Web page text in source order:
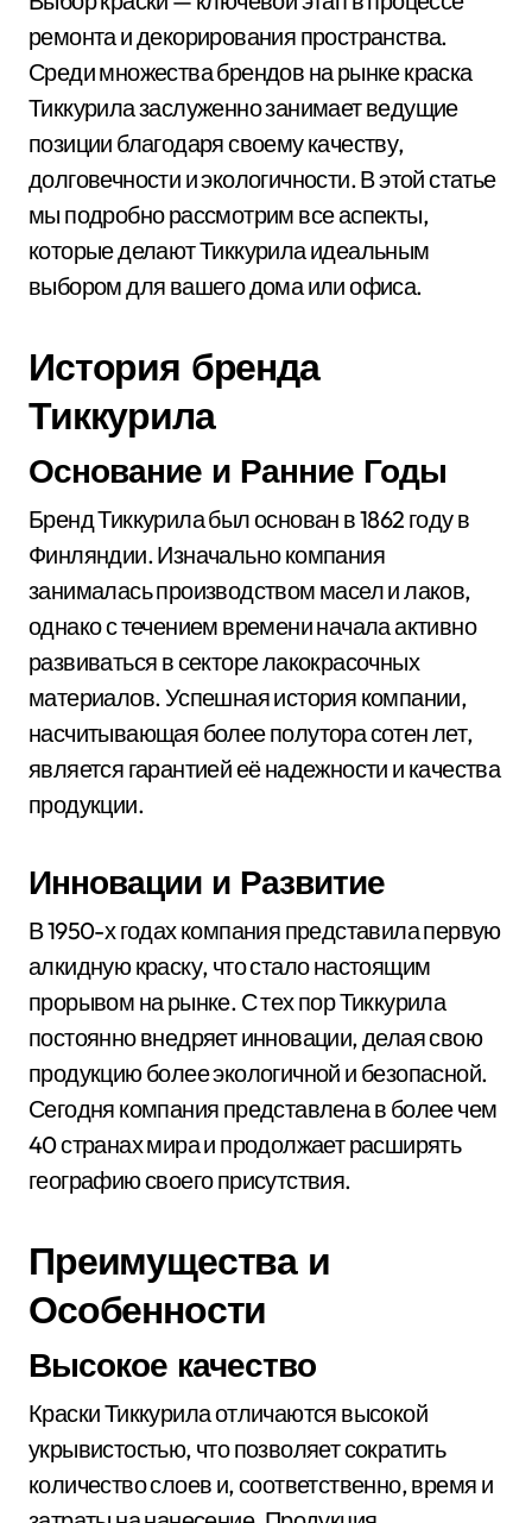
ремонта и декорирования пространства.
Среди множества брендов на рынке краска
Тиккурила заслуженно занимает ведущие
позиции благодаря своему качеству,
долговечности и экологичности. В этой статье
мы подробно рассмотрим все аспекты,
которые делают Тиккурила идеальным
выбором для вашего дома или офиса.
История бренда
Тиккурила
Основание и Ранние Годы
Бренд Тиккурила был основан в 1862 году в
Финляндии. Изначально компания
занималась производством масел и лаков,
однако с течением времени начала активно
развиваться в секторе лакокрасочных
материалов. Успешная история компании,
насчитывающая более полутора сотен лет,
является гарантией её надежности и качества
продукции.
Инновации и Развитие
В 1950-х годах компания представила первую
алкидную краску, что стало настоящим
прорывом на рынке. С тех пор Тиккурила
постоянно внедряет инновации, делая свою
продукцию более экологичной и безопасной.
Сегодня компания представлена в более чем
40 странах мира и продолжает расширять
географию своего присутствия.
Преимущества и
Особенности
Высокое качество
Краски Тиккурила отличаются высокой
укрывистостью, что позволяет сократить
количество слоев и, соответственно, время и